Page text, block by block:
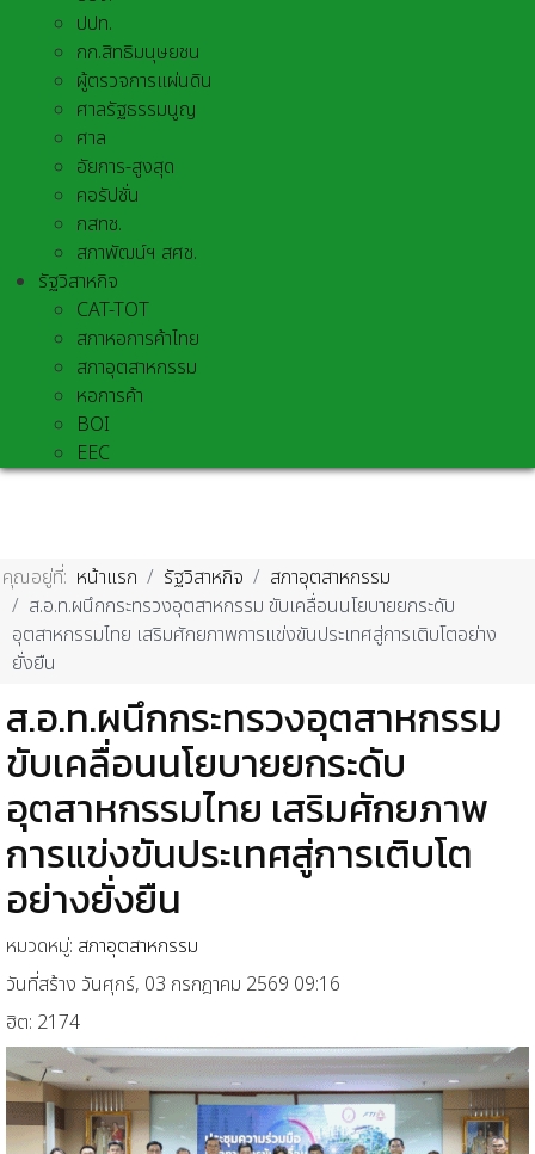
ปปท.
กก.สิทธิมนุษยชน
ผู้ตรวจการแผ่นดิน
ศาลรัฐธรรมนูญ
ศาล
อัยการ-สูงสุด
คอรัปชั่น
กสทช.
สภาพัฒน์ฯ สศช.
รัฐวิสาหกิจ
CAT-TOT
สภาหอการค้าไทย
สภาอุตสาหกรรม
หอการค้า
BOI
EEC
คุณอยู่ที่: หน้าแรก รัฐวิสาหกิจ
สภาอุตสาหกรรม
ส.อ.ท.ผนึกกระทรวงอุตสาหกรรม ขับเคลื่อนนโยบายยกระดับ
อุตสาหกรรมไทย เสริมศักยภาพการแข่งขันประเทศสู่การเติบโตอย่าง
ยั่งยืน
ส.อ.ท.ผนึกกระทรวงอุตสาหกรรม
ขับเคลื่อนนโยบายยกระดับ
อุตสาหกรรมไทย เสริมศักยภาพ
การแข่งขันประเทศสู่การเติบโต
อย่างยั่งยืน
หมวดหมู่: สภาอุตสาหกรรม
วันที่สร้าง วันศุกร์, 03 กรกฎาคม 2569 09:16
ฮิต: 2174